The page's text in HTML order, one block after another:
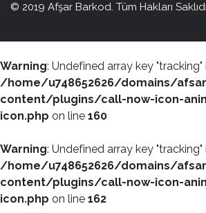
© 2019 Afşar Barkod. Tüm Hakları
Warning: Undefined array key "tracking"
/home/u748652626/domains/
content/plugins/call-now-icon-
icon.php on line 160
Warning: Undefined array key "tracking"
/home/u748652626/domains/
content/plugins/call-now-icon-
icon.php on line 162